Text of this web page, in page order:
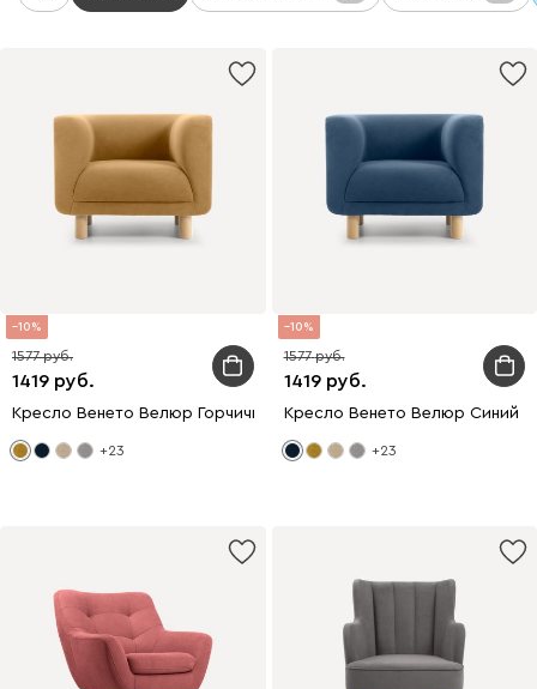
10
1419
1577
Кресло Венето Велюр Горчичный
+23
10
1419
1577
Кресло Венето Велюр Синий
+23